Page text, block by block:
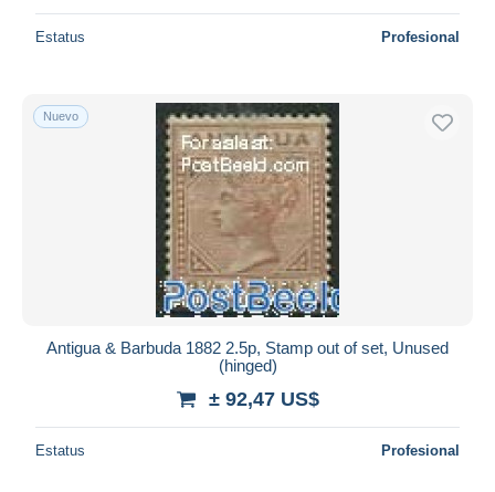
Estatus Profesional
Nuevo
Antigua & Barbuda 1882 2.5p, Stamp out of set, Unused
(hinged)
± 92,47 US$
Estatus Profesional